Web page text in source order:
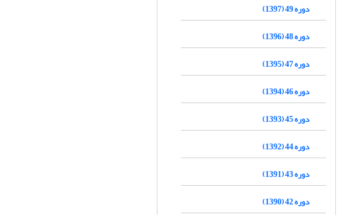
دوره 49 (1397)
دوره 48 (1396)
دوره 47 (1395)
دوره 46 (1394)
دوره 45 (1393)
دوره 44 (1392)
دوره 43 (1391)
دوره 42 (1390)